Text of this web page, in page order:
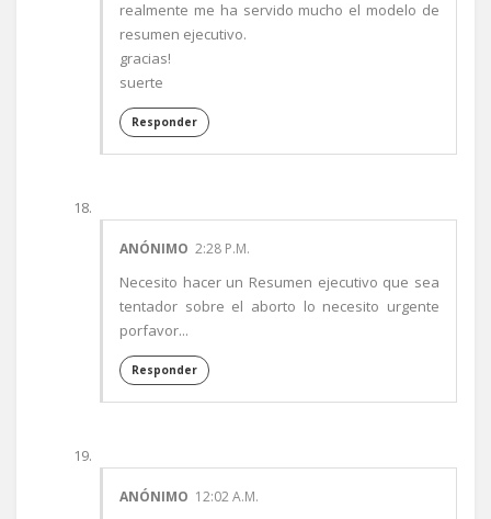
realmente me ha servido mucho el modelo de
resumen ejecutivo.
gracias!
suerte
Responder
ANÓNIMO 2:28 P.M.
Necesito hacer un Resumen ejecutivo que sea
tentador sobre el aborto lo necesito urgente
porfavor...
Responder
ANÓNIMO 12:02 A.M.